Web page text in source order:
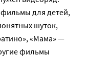
фильмы для детей,
шуток,
«Мама» —
фильмы